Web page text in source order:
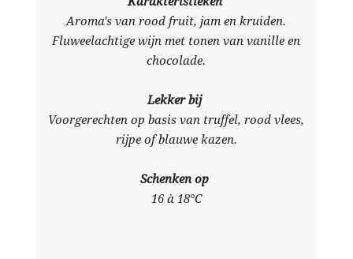
Aroma's van rood fruit, jam en kruiden.
Fluweelachtige wijn met tonen van vanille en
chocolade.
Lekker bij
Voorgerechten op basis van truffel, rood vlees,
rijpe of blauwe kazen.
Schenken op
16 à 18°C